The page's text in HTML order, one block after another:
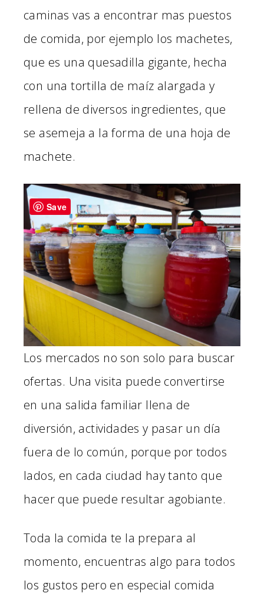
caminas vas a encontrar mas puestos
de comida, por ejemplo los machetes,
que es una quesadilla gigante, hecha
con una tortilla de maíz alargada y
rellena de diversos ingredientes, que
se asemeja a la forma de una hoja de
machete.
Los mercados no son solo para buscar
ofertas. Una visita puede convertirse
en una salida familiar llena de
diversión, actividades y pasar un día
fuera de lo común, porque por todos
lados, en cada ciudad hay tanto que
hacer que puede resultar agobiante.
Toda la comida te la prepara al
momento, encuentras algo para todos
los gustos pero en especial comida
Save